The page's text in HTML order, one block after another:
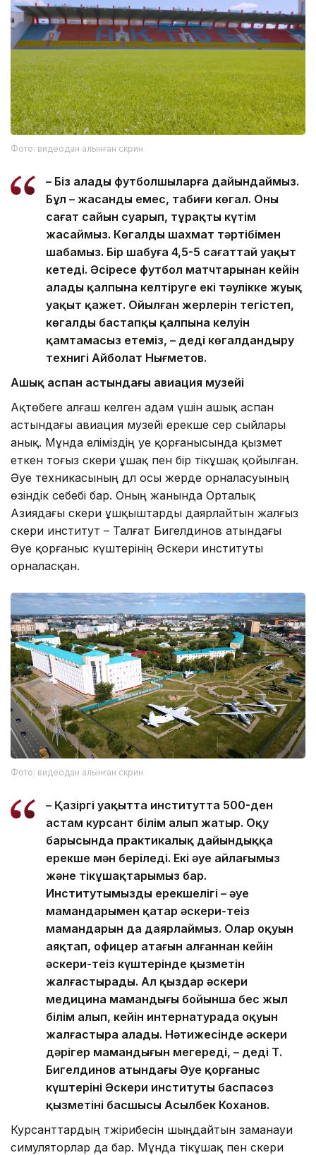
Фото: видеодан алынған скрин
– Біз алаңды футболшыларға дайындаймыз.
Бұл – жасанды емес, табиғи көгал. Оны
сағат сайын суарып, тұрақты күтім
жасаймыз. Көгалды шахмат тәртібімен
шабамыз. Бір шабуға 4,5-5 сағаттай уақыт
кетеді. Әсіресе футбол матчтарынан кейін
алаңды қалпына келтіруге екі тәулікке жуық
уақыт қажет. Ойылған жерлерін тегістеп,
көгалдың бастапқы қалпына келуін
қамтамасыз етеміз, – деді көгалдандыру
технигі Айболат Нығметов.
Ашық аспан астындағы авиация музейі
Ақтөбеге алғаш келген адам үшін ашық аспан
астындағы авиация музейі ерекше әсер сыйлары
анық. Мұнда еліміздің әуе қорғанысында қызмет
еткен тоғыз әскери ұшақ пен бір тікұшақ қойылған.
Әуе техникасының дәл осы жерде орналасуының
өзіндік себебі бар. Оның жанында Орталық
Азиядағы әскери ұшқыштарды даярлайтын жалғыз
әскери институт – Талғат Бигелдинов атындағы
Әуе қорғаныс күштерінің Әскери институты
орналасқан.
Фото: видеодан алынған скрин
– Қазіргі уақытта институтта 500-ден
астам курсант білім алып жатыр. Оқу
барысында практикалық дайындыққа
ерекше мән беріледі. Екі әуе айлағымыз
және тікұшақтарымыз бар.
Институтымыздың ерекшелігі – әуе
мамандарымен қатар әскери-теңіз
мамандарын да даярлаймыз. Олар оқуын
аяқтап, офицер атағын алғаннан кейін
әскери-теңіз күштерінде қызметін
жалғастырады. Ал қыздар әскери
медицина мамандығы бойынша бес жыл
білім алып, кейін интернатурада оқуын
жалғастыра алады. Нәтижесінде әскери
дәрігер мамандығын меңгереді, – деді Т.
Бигелдинов атындағы Әуе қорғаныс
күштерінің Әскери институты баспасөз
қызметінің басшысы Асылбек Коханов.
Курсанттардың тәжірибесін шыңдайтын заманауи
симуляторлар да бар. Мұнда тікұшақ пен әскери